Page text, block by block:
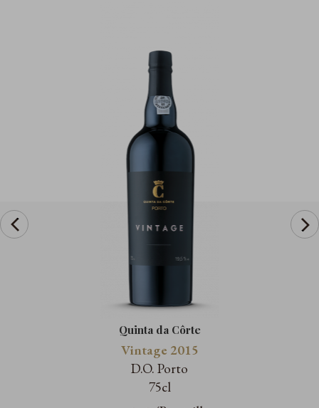
Quinta da Côrte
Vintage 2015
D.O. Porto
75cl